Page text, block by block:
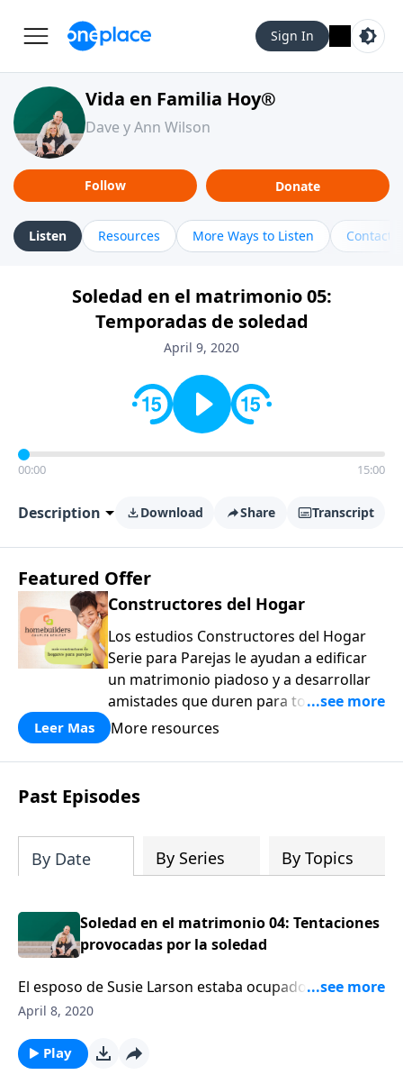
Sign In
Vida en Familia Hoy®
Dave y Ann Wilson
Follow Donate
Listen Resources More Ways to Listen Contact
Soledad en el matrimonio 05:
Temporadas de soledad
April 9, 2020
00:00 15:00
Description Download Share Transcript
Featured Offer
Constructores del Hogar
Los estudios Constructores del Hogar
Serie para Parejas le ayudan a edificar
un matrimonio piadoso y a desarrollar
amistades que duren para toda la vida.
¡Únase a uno de los estudios de grupos
a casa los principios de la Palabra de
Dios para compartirlos con su familia,
su iglesia y su comunidad!
Leer Mas More resources
Past Episodes
By Date By Series By Topics
Soledad en el matrimonio 04: Tentaciones
provocadas por la soledad
El esposo de Susie Larson estaba ocupado, muy
ocupado, tan ocupado que empezó a abrirse una
April 8, 2020
Play